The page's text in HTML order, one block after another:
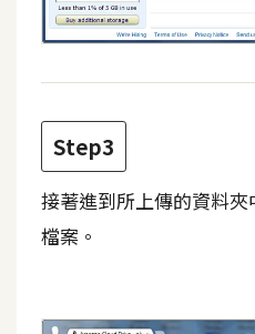
c
e
金
流
物
流
架
主
Step3
接著進到所上傳的資料
檔案。